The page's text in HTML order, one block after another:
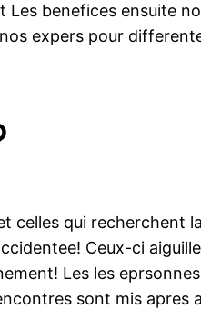
Les benefices ensuite
expers pour
celles qui recherchent
Ceux-ci
Les les
sont mis apres